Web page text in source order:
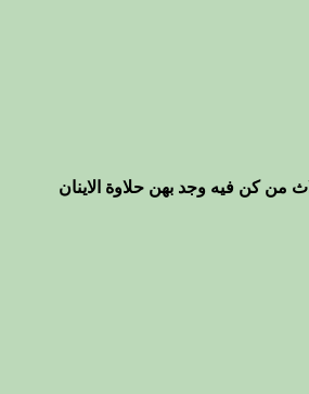
من كن فيه وجد بهن حلاوة الاينان